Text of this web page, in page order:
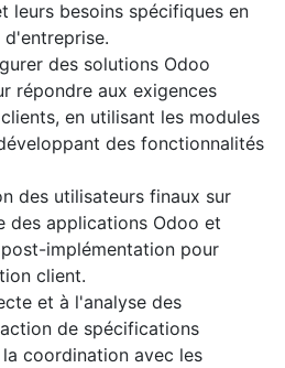
leurs besoins spécifiques en
des solutions Odoo
répondre aux exigences
en utilisant les modules
des fonctionnalités
des utilisateurs finaux sur
des applications Odoo et
implémentation pour
client.
et à l'analyse des
de spécifications
coordination avec les